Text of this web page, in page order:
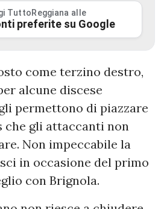
TuttoReggiana alle
preferite su Google
come terzino destro,
alcune discese
permettono di piazzare
che gli attaccanti non
Non impeccabile la
in occasione del primo
con Brignola.